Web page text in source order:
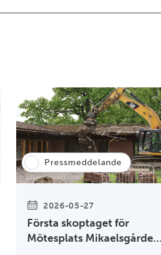
Pressmeddelande
2026-05-27
Första skoptaget för
Mötesplats Mikaelsgården